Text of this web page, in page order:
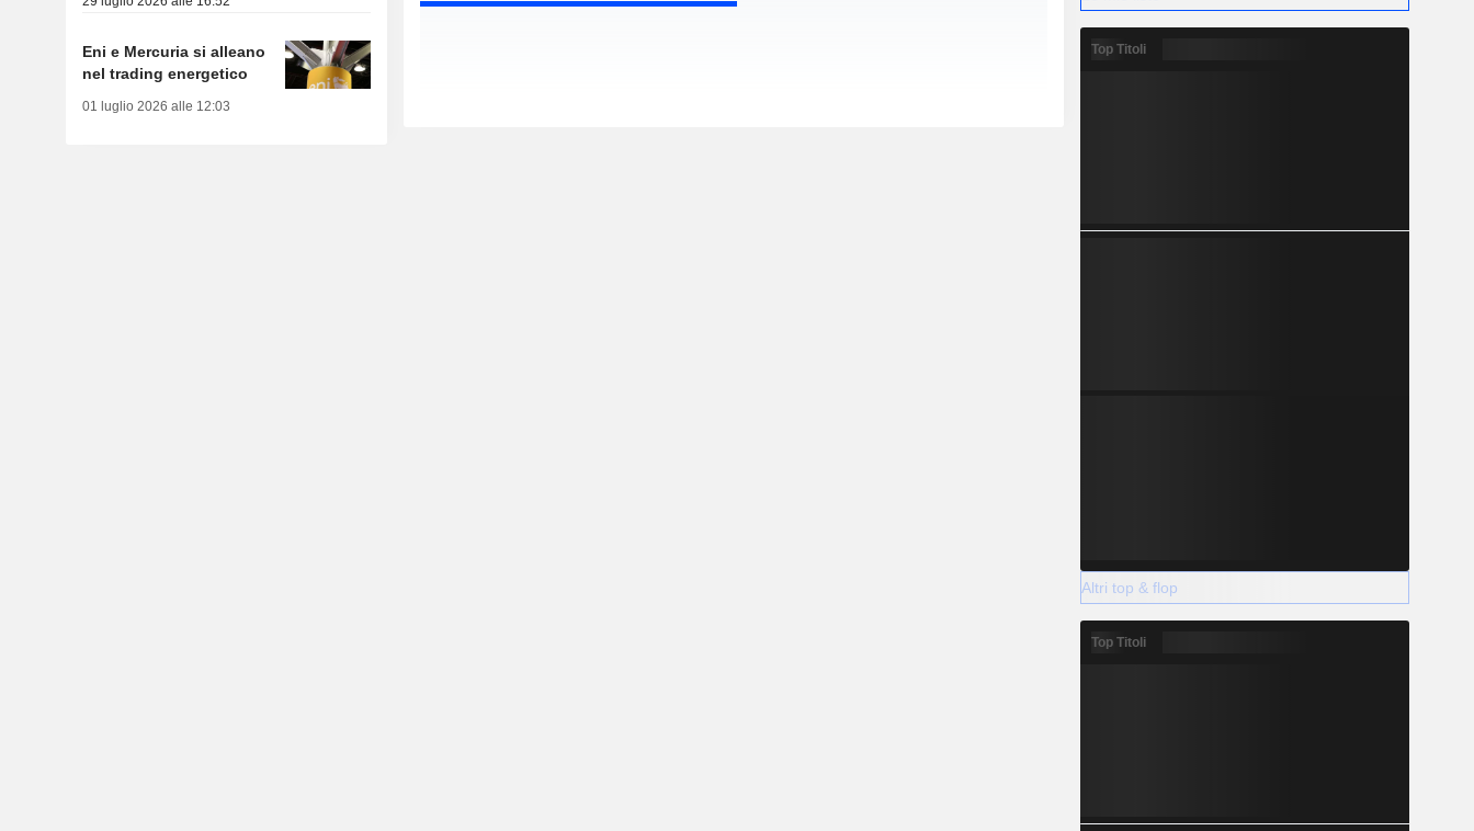
Eni e Mercuria si alleano
nel trading energetico
01 luglio 2026 alle 12:03
Top Titoli
Altri top & flop
Top Titoli